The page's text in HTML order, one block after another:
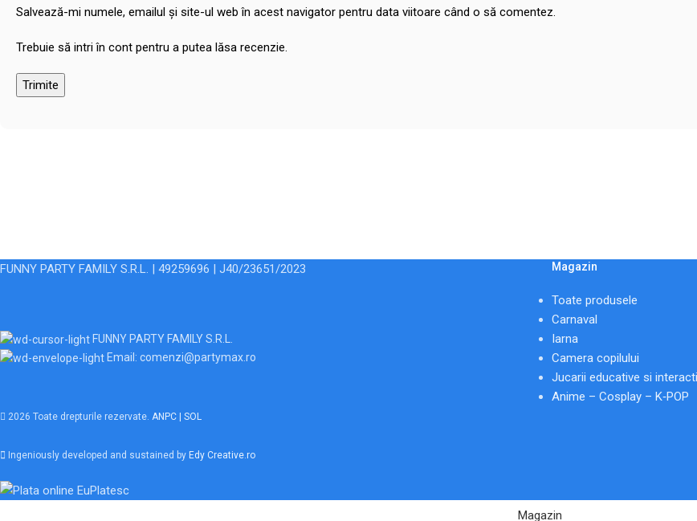
Salvează-mi numele, emailul și site-ul web în acest navigator pentru data viitoare când o să comentez.
Trebuie să intri în cont pentru a putea lăsa recenzie.
FUNNY PARTY FAMILY S.R.L. | 49259696 | J40/23651/2023
FUNNY PARTY FAMILY S.R.L.
Email: comenzi@partymax.ro
Magazin
Toate produsele
Carnaval
Iarna
Camera copilului
Jucarii educative si
Anime – Cosplay – K‑POP
2026 Toate drepturile rezervate. ANPC | SOL
Ingeniously developed and sustained by Edy Creative.ro
Magazin